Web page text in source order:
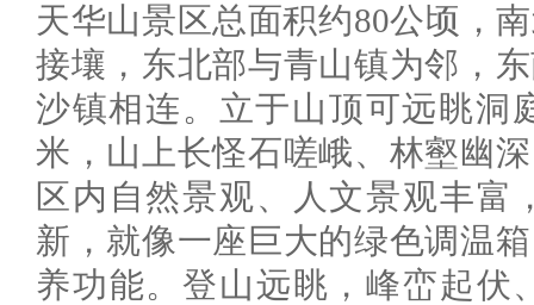
天华山景区总面积约80公顷，
接壤，东北部与青山镇为邻，
沙镇相连。立于山顶可远眺洞
米，山上长怪石嗟峨、林壑幽
区内自然景观、人文景观丰富
新，就像一座巨大的绿色调温
养功能。登山远眺，峰峦起伏